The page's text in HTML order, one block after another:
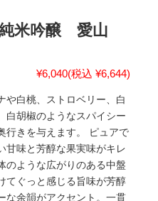
米吟醸 愛山
¥6,040(税込 ¥6,644)
や白桃、ストロベリー、白
白胡椒のようなスパイシー
行きを与えます。 ピュアで
甘味と芳醇な果実味がキレ
のような広がりのある中盤
てぐっと感じる旨味が芳醇
な余韻がアクセント。一貫